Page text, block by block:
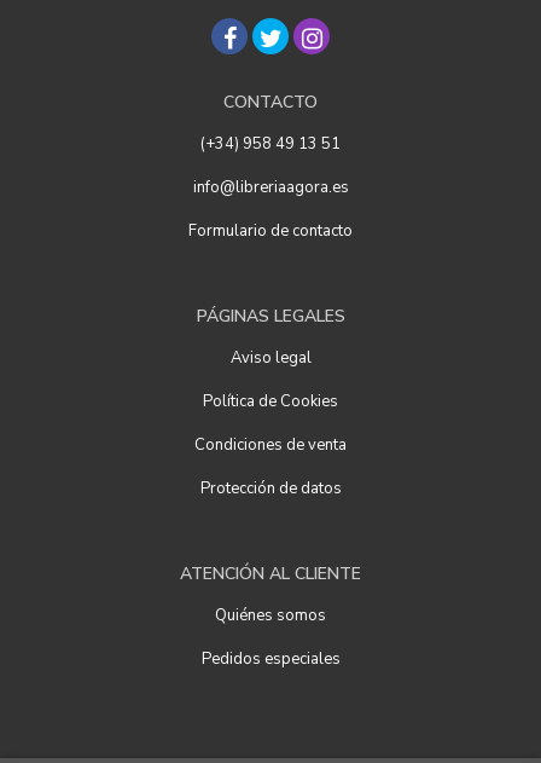
CONTACTO
(+34) 958 49 13 51
info@libreriaagora.es
Formulario de contacto
PÁGINAS LEGALES
Aviso legal
Política de Cookies
Condiciones de venta
Protección de datos
ATENCIÓN AL CLIENTE
Quiénes somos
Pedidos especiales